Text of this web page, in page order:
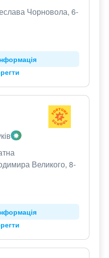
Чорновола, 6-
Великого, 8-